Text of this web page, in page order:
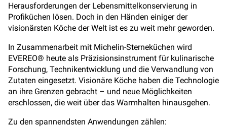
Herausforderungen der Lebensmittelkonservierung in
Profiküchen lösen. Doch in den Händen einiger der
visionärsten Köche der Welt ist es zu weit mehr geworden.
In Zusammenarbeit mit Michelin-Sterneküchen wird
EVEREO® heute als Präzisionsinstrument für kulinarische
Forschung, Technikentwicklung und die Verwandlung von
Zutaten eingesetzt. Visionäre Köche haben die Technologie
an ihre Grenzen gebracht – und neue Möglichkeiten
erschlossen, die weit über das Warmhalten hinausgehen.
Zu den spannendsten Anwendungen zählen: